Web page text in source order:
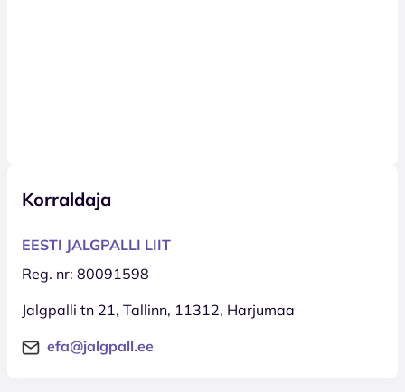
Korraldaja
EESTI JALGPALLI LIIT
Reg. nr: 80091598
Jalgpalli tn 21, Tallinn, 11312, Harjumaa
efa@jalgpall.ee